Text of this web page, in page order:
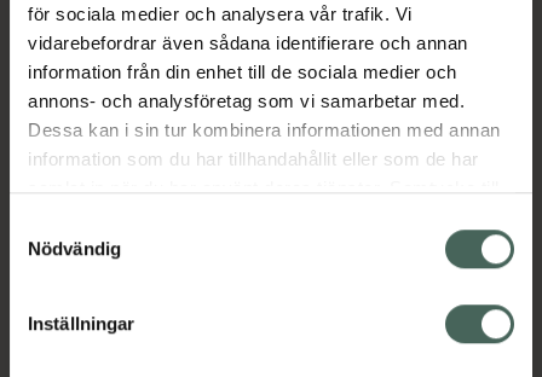
för sociala medier och analysera vår trafik. Vi
vidarebefordrar även sådana identifierare och annan
information från din enhet till de sociala medier och
annons- och analysföretag som vi samarbetar med.
Dessa kan i sin tur kombinera informationen med annan
information som du har tillhandahållit eller som de har
samlat in när du har använt deras tjänster. Samtycke till
återkalla ditt samtycke via webbplatsens
cookieinställningar. Ett återkallat samtycke påverkar inte
lagligheten av behandling som skett innan återkallelsen.
Nödvändig
Inställningar
Läs alltid bipacksedeln innan
användning.
EAN:07046263922232
Bipacksedel från FASS Visa